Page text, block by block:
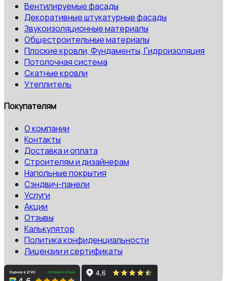
Вентилируемые фасады
Декоративные штукатурные фасады
Звукоизоляционные материалы
Общестроительные материалы
Плоские кровли, Фундаменты, Гидроизоляция
Потолочная система
Скатные кровли
Утеплитель
Покупателям
О компании
Контакты
Доставка и оплата
Строителям и дизайнерам
Напольные покрытия
Сэндвич-панели
Услуги
Акции
Отзывы
Калькулятор
Политика конфиденциальности
Лицензии и сертификаты